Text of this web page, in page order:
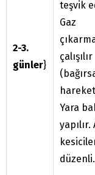
2-3.
günler}
teşvik
Gaz
çalışılır
Yara
yapılır.
düzenli.